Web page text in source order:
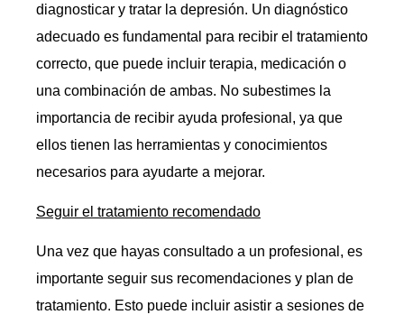
diagnosticar y tratar la depresión. Un diagnóstico
adecuado es fundamental para recibir el tratamiento
correcto, que puede incluir terapia, medicación o
una combinación de ambas. No subestimes la
importancia de recibir ayuda profesional, ya que
ellos tienen las herramientas y conocimientos
necesarios para ayudarte a mejorar.
Seguir el tratamiento recomendado
Una vez que hayas consultado a un profesional, es
importante seguir sus recomendaciones y plan de
tratamiento. Esto puede incluir asistir a sesiones de